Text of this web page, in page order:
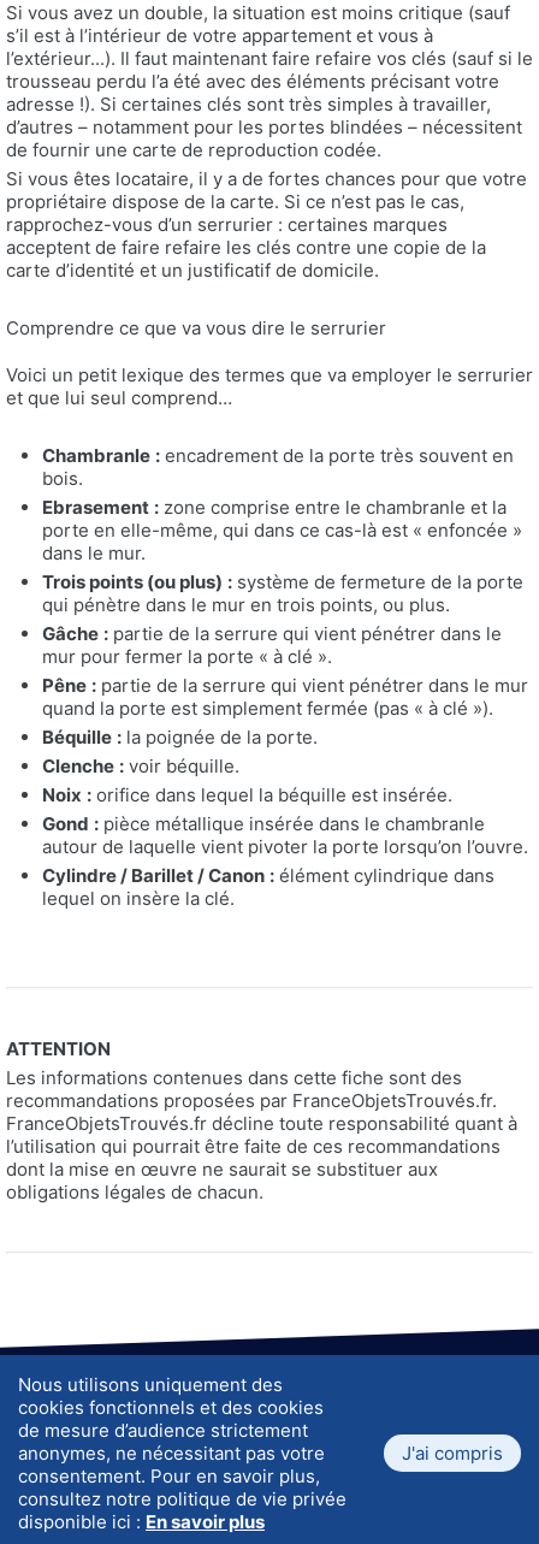
Si vous avez un double, la situation est moins critique (sauf
s’il est à l’intérieur de votre appartement et vous à
l’extérieur...). Il faut maintenant faire refaire vos clés (sauf si le
trousseau perdu l’a été avec des éléments précisant votre
adresse !). Si certaines clés sont très simples à travailler,
d’autres – notamment pour les portes blindées – nécessitent
de fournir une carte de reproduction codée.
Si vous êtes locataire, il y a de fortes chances pour que votre
propriétaire dispose de la carte. Si ce n’est pas le cas,
rapprochez-vous d’un serrurier : certaines marques
acceptent de faire refaire les clés contre une copie de la
carte d’identité et un justificatif de domicile.
Comprendre ce que va vous dire le serrurier
Voici un petit lexique des termes que va employer le serrurier
et que lui seul comprend…
Chambranle : encadrement de la porte très souvent en
bois.
Ebrasement : zone comprise entre le chambranle et la
porte en elle-même, qui dans ce cas-là est « enfoncée »
dans le mur.
Trois points (ou plus) : système de fermeture de la porte
qui pénètre dans le mur en trois points, ou plus.
Gâche : partie de la serrure qui vient pénétrer dans le
mur pour fermer la porte « à clé ».
Pêne : partie de la serrure qui vient pénétrer dans le mur
quand la porte est simplement fermée (pas « à clé »).
Béquille : la poignée de la porte.
Clenche : voir béquille.
Noix : orifice dans lequel la béquille est insérée.
Gond : pièce métallique insérée dans le chambranle
autour de laquelle vient pivoter la porte lorsqu’on l’ouvre.
Cylindre / Barillet / Canon : élément cylindrique dans
lequel on insère la clé.
ATTENTION
Les informations contenues dans cette fiche sont des
recommandations proposées par FranceObjetsTrouvés.fr.
FranceObjetsTrouvés.fr décline toute responsabilité quant à
l’utilisation qui pourrait être faite de ces recommandations
dont la mise en œuvre ne saurait se substituer aux
obligations légales de chacun.
A propos de nous
Vie privée
CGU
Questions fréquentes
Frais
Contact
Devenez partenaire
Accessibilité
Plan du site
V. 190526 © 2026 ATLANTIS. Tous droits réservés.
Nous utilisons uniquement des
cookies fonctionnels et des cookies
de mesure d’audience strictement
anonymes, ne nécessitant pas votre
consentement. Pour en savoir plus,
consultez notre politique de vie privée
disponible ici : En savoir plus
J'ai compris